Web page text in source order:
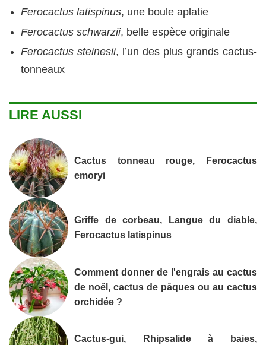
Ferocactus latispinus, une boule aplatie
Ferocactus schwarzii, belle espèce originale
Ferocactus steinesii, l’un des plus grands cactus-
tonneaux
LIRE AUSSI
Cactus tonneau rouge, Ferocactus
emoryi
Griffe de corbeau, Langue du diable,
Ferocactus latispinus
Comment donner de l'engrais au cactus
de noël, cactus de pâques ou au cactus
orchidée ?
Cactus-gui, Rhipsalide à baies,